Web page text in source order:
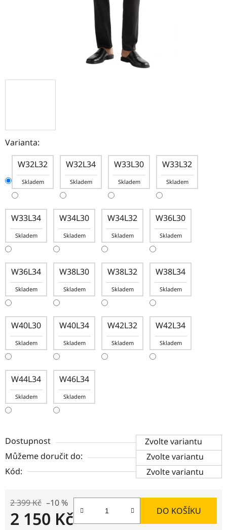
Varianta:
W32L32
Skladem
W32L34
Skladem
W33L30
Skladem
W33L32
Skladem
W33L34
Skladem
W34L30
Skladem
W34L32
Skladem
W36L30
Skladem
W36L34
Skladem
W38L30
Skladem
W38L32
Skladem
W38L34
Skladem
W40L30
Skladem
W40L34
Skladem
W42L32
Skladem
W42L34
Skladem
W44L34
Skladem
W46L34
Skladem
Dostupnost
Zvolte variantu
Můžeme doručit do:
Zvolte variantu
Kód:
Zvolte variantu
2 399 Kč –10 %
2 150 Kč DO KOŠÍKU